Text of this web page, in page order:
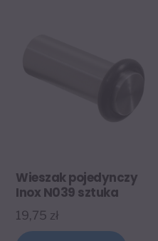
Wieszak pojedynczy
Inox N039 sztuka
19,75 zł